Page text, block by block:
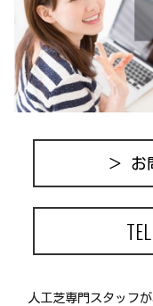
＞ お
人工芝専門スタッフ